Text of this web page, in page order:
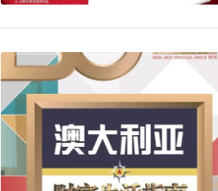
老陆祝大家新年快乐，万事如意。在主
利的中文来回答问题，没有掺杂一个英
的分析？您对中国的研究和了解过程中
投资澳洲有哪些建议？谈谈您的自传及您
去美国哈佛大学，在纽约作为亚洲协会
中美关系、中日关系、朝鲜半岛安全挑
题。”他带领大家回顾了一下二战后的美
解读了中国和澳洲不同的政治制度。但
国的崛起是一个很清楚的趋势，经济方
球最重要的经济体；美国的全球作用发